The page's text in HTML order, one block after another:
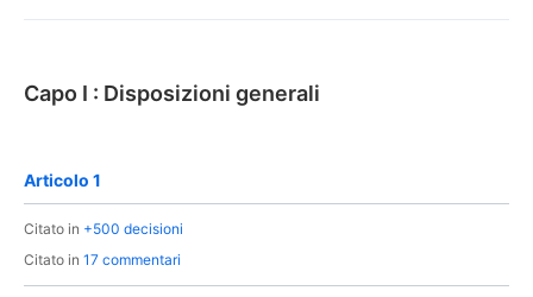
Capo I : Disposizioni generali
Articolo 1
Citato in +500 decisioni
Citato in 17 commentari